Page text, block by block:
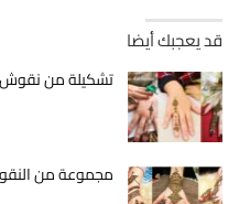
قد يعجبك أيضا
تشكيلة من نقوش
مجموعة من